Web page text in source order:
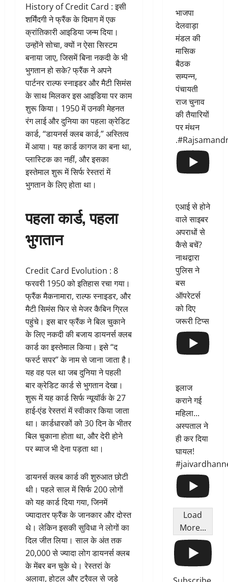
History of Credit Card : इसी
शर्मिंदगी ने फ्रैंक के दिमाग में एक
क्रांतिकारी आइडिया जन्म दिया।
उन्होंने सोचा, क्यों न ऐसा सिस्टम
बनाया जाए, जिसमें बिना नकदी के भी
भुगतान हो सके? फ्रैंक ने अपने
पार्टनर राल्फ स्नाइडर और मैटी सिमंस
के साथ मिलकर इस आइडिया पर काम
शुरू किया। 1950 में उनकी मेहनत
रंग लाई और दुनिया का पहला क्रेडिट
कार्ड, “डायनर्स क्लब कार्ड,” अस्तित्व
में आया। यह कार्ड कागज का बना था,
प्लास्टिक का नहीं, और इसका
इस्तेमाल शुरू में सिर्फ रेस्तरां में
भुगतान के लिए होता था।
पहला कार्ड, पहला
भुगतान
Credit Card Evolution : 8
फरवरी 1950 को इतिहास रचा गया।
फ्रैंक मैकनामारा, राल्फ स्नाइडर, और
मैटी सिमंस फिर से मेजर कैबिन ग्रिल
पहुंचे। इस बार फ्रैंक ने बिल चुकाने
के लिए नकदी की बजाय डायनर्स क्लब
कार्ड का इस्तेमाल किया। इसे “द
फर्स्ट सपर” के नाम से जाना जाता है।
यह वह पल था जब दुनिया ने पहली
बार क्रेडिट कार्ड से भुगतान देखा।
शुरू में यह कार्ड सिर्फ न्यूयॉर्क के 27
हाई-एंड रेस्तरां में स्वीकार किया जाता
था। कार्डधारकों को 30 दिन के भीतर
बिल चुकाना होता था, और देरी होने
पर ब्याज भी देना पड़ता था।
डायनर्स क्लब कार्ड की शुरुआत छोटी
थी। पहले साल में सिर्फ 200 लोगों
को यह कार्ड दिया गया, जिनमें
ज्यादातर फ्रैंक के जानकार और दोस्त
थे। लेकिन इसकी सुविधा ने लोगों का
दिल जीत लिया। साल के अंत तक
20,000 से ज्यादा लोग डायनर्स क्लब
के मेंबर बन चुके थे। रेस्तरां के
अलावा, होटल और ट्रैवल से जुड़े
भाजपा
देलवाड़ा
मंडल की
मासिक
बैठक
सम्पन्न,
पंचायती
राज चुनाव
की तैयारियों
पर मंथन
एआई से होने
वाले साइबर
अपराधों से
कैसे बचें?
नाथद्वारा
पुलिस ने
बस
ऑपरेटर्स
को दिए
जरूरी टिप्स
इलाज
कराने गई
महिला...
अस्पताल ने
ही कर दिया
घायल!
Load
More...